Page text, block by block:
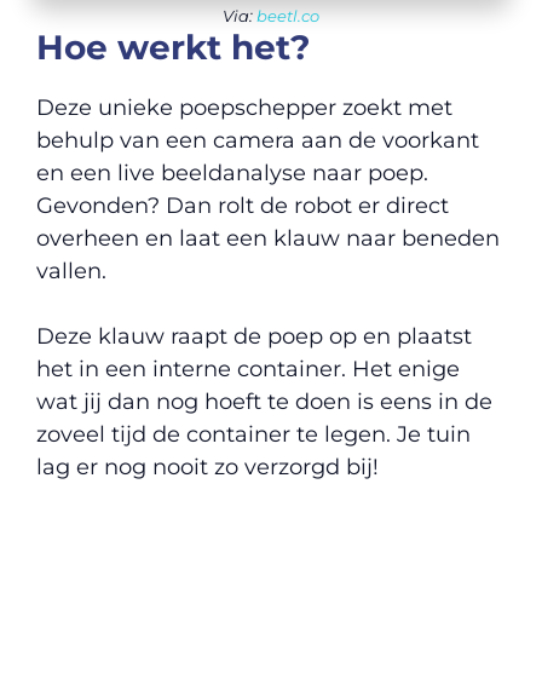
Via:beetl.co
Hoe werkt het?
Deze unieke poepschepper zoekt met
behulp van een camera aan de voorkant
en een live beeldanalyse naar poep.
Gevonden? Dan rolt de robot er direct
overheen en laat een klauw naar beneden
vallen.
Deze klauw raapt de poep op en plaatst
het in een interne container. Het enige
wat jij dan nog hoeft te doen is eens in de
zoveel tijd de container te legen. Je tuin
lag er nog nooit zo verzorgd bij!